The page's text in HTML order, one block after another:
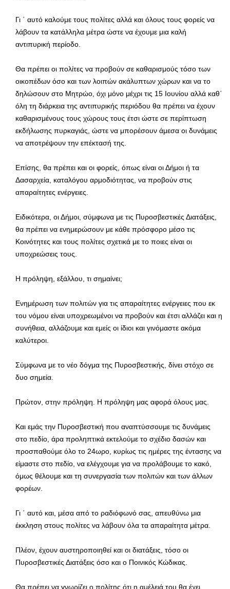
Γι ΄ αυτό καλούμε τους πολίτες αλλά και όλους τους φορείς να
λάβουν τα κατάλληλα μέτρα ώστε να έχουμε μια καλή
αντιπυρική περίοδο.
Θα πρέπει οι πολίτες να προβούν σε καθαρισμούς τόσο των
οικοπέδων όσο και των λοιπών ακάλυπτων χώρων και να το
δηλώσουν στο Μητρώο, όχι μόνο μέχρι τις 15 Ιουνίου αλλά καθ΄
όλη τη διάρκεια της αντιπυρικής περιόδου θα πρέπει να έχουν
καθαρισμένους τους χώρους τους έτσι ώστε σε περίπτωση
εκδήλωσης πυρκαγιάς, ώστε να μπορέσουν άμεσα οι δυνάμεις
να αποτρέψουν την επέκτασή της.
Επίσης, θα πρέπει και οι φορείς, όπως είναι οι Δήμοι ή τα
Δασαρχεία, καταλόγου αρμοδιότητας, να προβούν στις
απαραίτητες ενέργειες.
Ειδικότερα, οι Δήμοι, σύμφωνα με τις Πυροσβεστικές Διατάξεις,
θα πρέπει να ενημερώσουν με κάθε πρόσφορο μέσο τις
Κοινότητες και τους πολίτες σχετικά με το ποιες είναι οι
υποχρεώσεις τους.
Η πρόληψη, εξάλλου, τι σημαίνει;
Ενημέρωση των πολιτών για τις απαραίτητες ενέργειες που εκ
του νόμου είναι υποχρεωμένοι να προβούν και έτσι αλλάζει και η
συνήθεια, αλλάζουμε και εμείς οι ίδιοι και γινόμαστε ακόμα
καλύτεροι.
Σύμφωνα με το νέο δόγμα της Πυροσβεστικής, δίνει στόχο σε
δυο σημεία.
Πρώτον, στην πρόληψη. Η πρόληψη μας αφορά όλους μας.
Και εμάς την Πυροσβεστική που αναπτύσσουμε τις δυνάμεις
στο πεδίο, άρα προληπτικά εκτελούμε το σχέδιο δασών και
προσπαθούμε όλο το 24ωρο, κυρίως τις ημέρες της έντασης να
είμαστε στο πεδίο, να ελέγχουμε για να προλάβουμε το κακό,
όμως θέλουμε και τη συνεργασία των πολιτών και των άλλων
φορέων.
Γι ΄ αυτό και, μέσα από το ραδιόφωνό σας, απευθύνω μια
έκκληση στους πολίτες να λάβουν όλα τα απαραίτητα μέτρα.
Πλέον, έχουν αυστηροποιηθεί και οι διατάξεις, τόσο οι
Πυροσβεστικές Διατάξεις όσο και ο Ποινικός Κώδικας.
Θα πρέπει να γνωρίζει ο πολίτης ότι η αμέλειά του θα έχει